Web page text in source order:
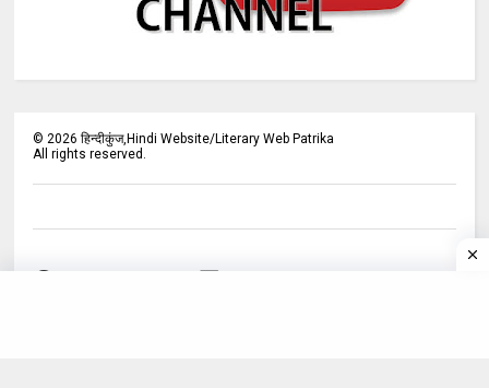
©2026 हिन्दीकुंज,Hindi Website/Literary Web Patrika
All rights reserved.